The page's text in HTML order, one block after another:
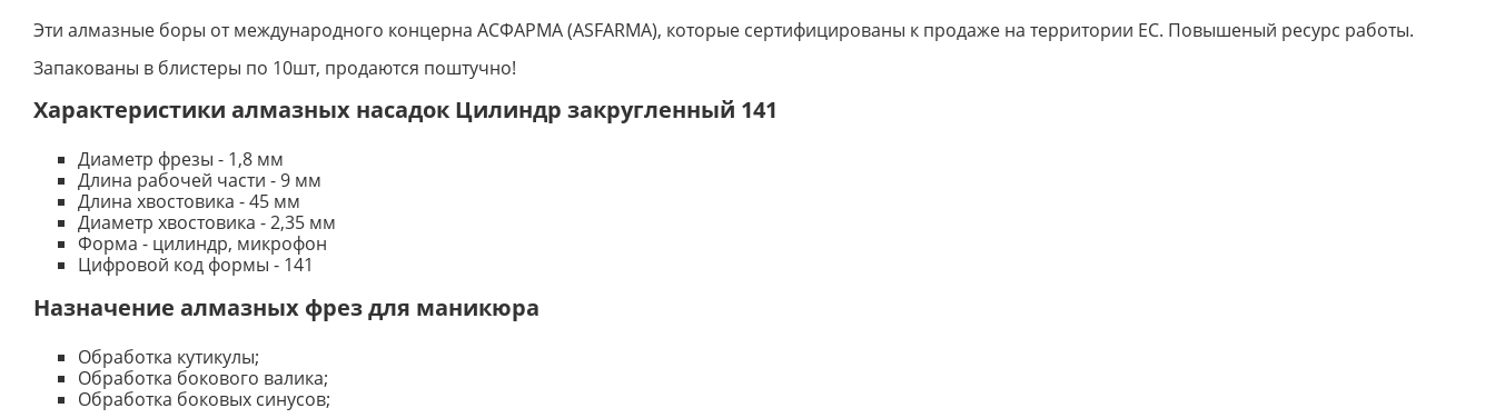
Эти алмазные боры от международного концерна АСФАРМА (ASFARMA), которые сертифицированы к продаже на территории ЕС. Повышеный ресурс работы.
Запакованы в блистеры по 10шт, продаются поштучно!
Характеристики алмазных насадок Цилиндр закругленный 141
Диаметр фрезы - 1,8 мм
Длина рабочей части - 9 мм
Длина хвостовика - 45 мм
Диаметр хвостовика - 2,35 мм
Форма - цилиндр, микрофон
Цифровой код формы - 141
Назначение алмазных фрез для маникюра
Обработка кутикулы;
Обработка бокового валика;
Обработка боковых синусов;